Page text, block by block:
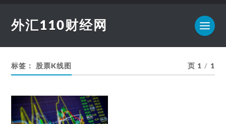
外汇110财经网
标签： 股票K线图 页 1 / 1